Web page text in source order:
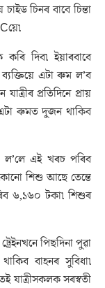
চিনৰ বাবে চিন্তা
দিব৷ ইয়াৰবাবে
এটা ৰুম ল’ব
প্ৰতিদিনে প্ৰায়
ৰুমত দুজন থাকিব
এই খৰচ পৰিব
শিশু আছে তেন্তে
৬,১৬০ টকা৷ শিশুৰ
পিছদিনা পুৱা
বাহনৰ সুবিধা৷
যাত্ৰীসকলক সৰস্বতী